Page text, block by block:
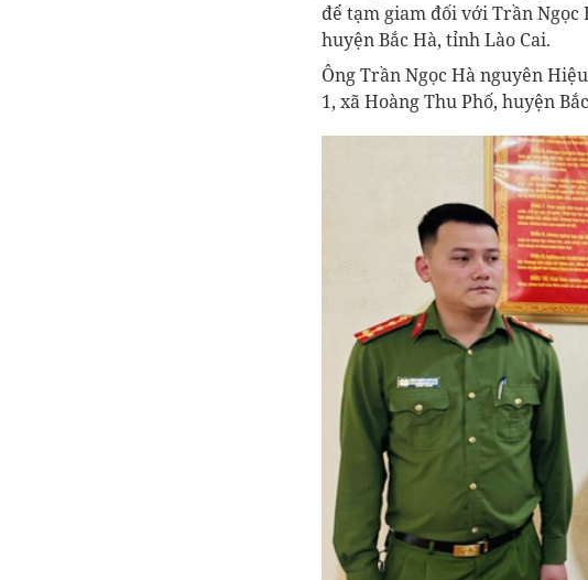
để tạm giam đối với Trần Ngọc
huyện Bắc Hà, tỉnh Lào Cai.
Ông Trần Ngọc Hà nguyên
1, xã Hoàng Thu Phố, huyện